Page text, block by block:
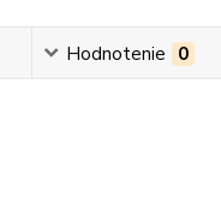
Hodnotenie 0